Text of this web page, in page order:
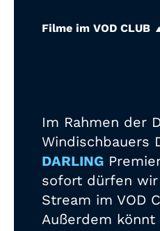
Filme im VOD CLUB
Im Rahmen der
Windischbauers
DARLING
sofort dürfen
Stream im VOD
Außerdem könnt